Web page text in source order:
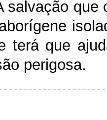
salvação que
terá que
perigosa.